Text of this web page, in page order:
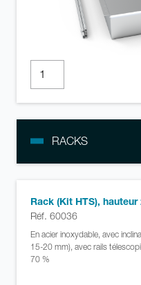
RACKS
Rack (Kit HTS), hauteur
Réf. 60036
En acier inoxydable, avec
15-20 mm), avec rails
70 %